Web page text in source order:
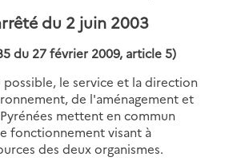
du 2 juin 2003
du 27 février 2009, article 5)
possible, le service et la direction
de l'aménagement et
mettent en commun
fonctionnement visant à
des deux organismes.